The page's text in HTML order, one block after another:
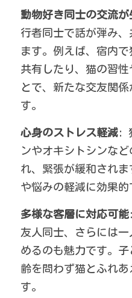
動物好き同士の交流が
行者同士で話が弾み
ます。例えば、宿内
共有したり、猫の習
とで、新たな交友関
す。
心身のストレス軽減:
ンやオキシトシンな
れ、緊張が緩和され
や悩みの軽減に効果的
多様な客層に対応可能
友人同士、さらには
めるのも魅力です。
齢を問わず猫とふれ
す。